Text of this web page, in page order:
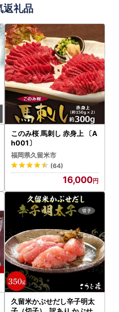
返礼品
このみ桜 馬刺し 赤身上 〔A
h001〕
福岡県久留米市
(64)
16,000
久留米かぶせだし辛子明太